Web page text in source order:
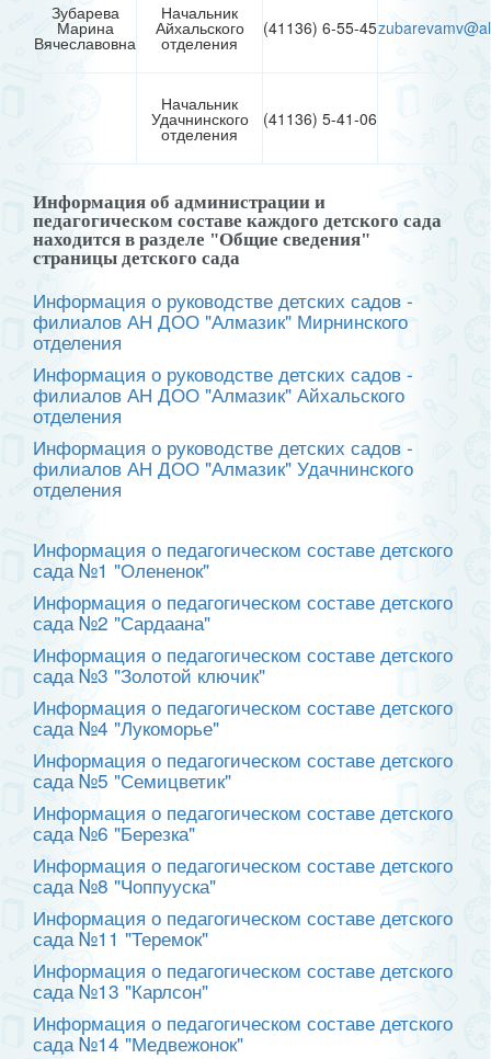
Зубарева
Марина
Вячеславовна
Начальник
Айхальского
отделения
(41136) 6-55-45
Начальник
Удачнинского
отделения
(41136) 5-41-06
Информация об администрации и
педагогическом составе каждого детского сада
находится в разделе "Общие сведения"
страницы детского сада
Информация о руководстве детских садов -
филиалов АН ДОО "Алмазик" Мирнинского
отделения
Информация о руководстве детских садов -
филиалов АН ДОО "Алмазик" Айхальского
отделения
Информация о руководстве детских садов -
филиалов АН ДОО "Алмазик" Удачнинского
отделения
Информация о педагогическом составе детского
сада №1 "Олененок"
Информация о педагогическом составе детского
сада №2 "Сардаана"
Информация о педагогическом составе детского
сада №3 "Золотой ключик"
Информация о педагогическом составе детского
сада №4 "Лукоморье"
Информация о педагогическом составе детского
сада №5 "Семицветик"
Информация о педагогическом составе детского
сада №6 "Березка"
Информация о педагогическом составе детского
сада №8 "Чоппууска"
Информация о педагогическом составе детского
сада №11 "Теремок"
Информация о педагогическом составе детского
сада №13 "Карлсон"
Информация о педагогическом составе детского
сада №14 "Медвежонок"